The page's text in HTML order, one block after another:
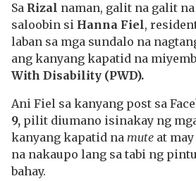
Sa Rizal naman, galit na galit
saloobin si Hanna Fiel,
laban sa mga sundalo na
ang kanyang kapatid na
With Disability (PWD).
Ani Fiel sa kanyang post sa
9, pilit diumano isinakay ng
kanyang kapatid na mute at may
na nakaupo lang sa tabi ng
bahay.